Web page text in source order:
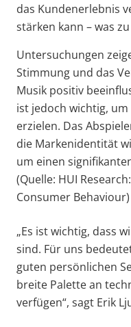
das Kundenerlebnis
stärken kann – was
Untersuchungen
Stimmung und das
Musik positiv
ist jedoch wichtig,
erzielen. Das
die Markenidentität
um einen
(Quelle: HUI
Consumer Behaviour)
„Es ist wichtig, dass
sind. Für uns
guten persönlichen
breite Palette an
verfügen“, sagt Erik